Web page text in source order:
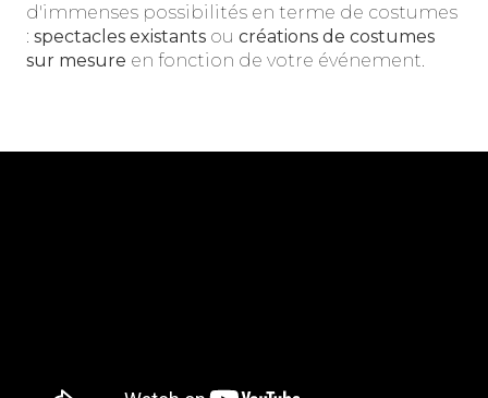
d'immenses possibilités en terme de costumes
: spectacles existants ou créations de costumes
sur mesure en fonction de votre événement.